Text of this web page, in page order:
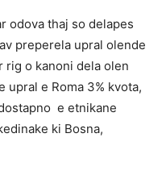
odova thaj so delapes
preperela upral olende
rig o kanoni dela olen
e Roma 3% kvota,
e etnikane
ki Bosna,